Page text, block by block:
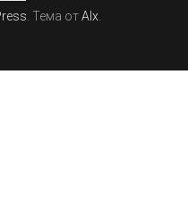
. Тема отAlx.